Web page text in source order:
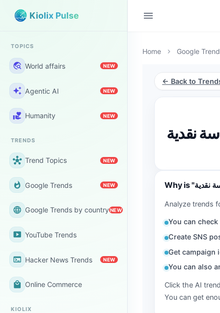
Kiolix Pulse
TOPICS
travel_explore World affairs NEW
auto_awesome Agentic AI NEW
volunteer_activism Humanity NEW
TRENDS
hub Trend Topics NEW
whatshot Google Trends NEW
language Google Trends by countryNEW
smart_display YouTube Trends
terminal Hacker News Trends NEW
local_mall Online Commerce
KIOLIX
menu
Home chevron_right Google
← Back to
نقدية
You can
Create SNS
Get campaign
You can also
Click the AI
You can get